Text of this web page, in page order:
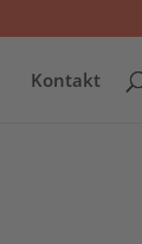
Kontakt